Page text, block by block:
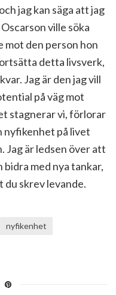
jag kan säga att jag
ville söka
mot den person hon
detta livsverk,
Jag är den jag vill
på väg mot
stagnerar vi, förlorar
nyfikenhet på livet
Jag är ledsen över att
bidra med nya tankar,
skrev levande.
nyfikenhet